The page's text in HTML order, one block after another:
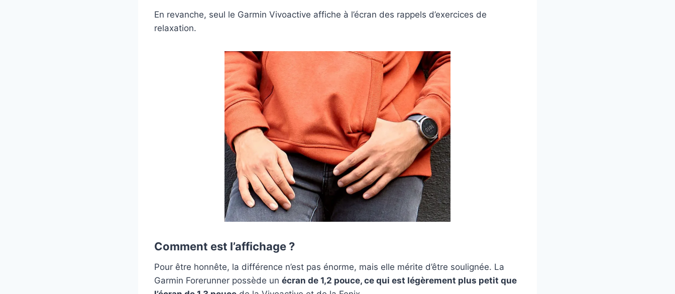
En revanche, seul le Garmin Vivoactive affiche à l’écran des rappels d’exercices de
relaxation.
Comment est l’affichage ?
Pour être honnête, la différence n’est pas énorme, mais elle mérite d’être soulignée. La
Garmin Forerunner possède un écran de 1,2 pouce, ce qui est légèrement plus petit que